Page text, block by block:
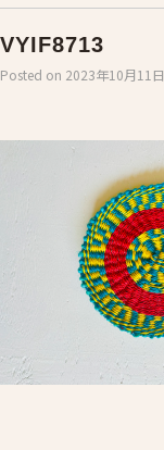
VYIF8713
Posted on 2023年10月11日